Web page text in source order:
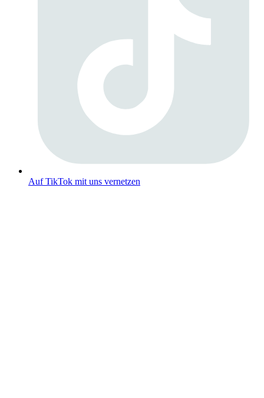
Auf TikTok mit uns vernetzen